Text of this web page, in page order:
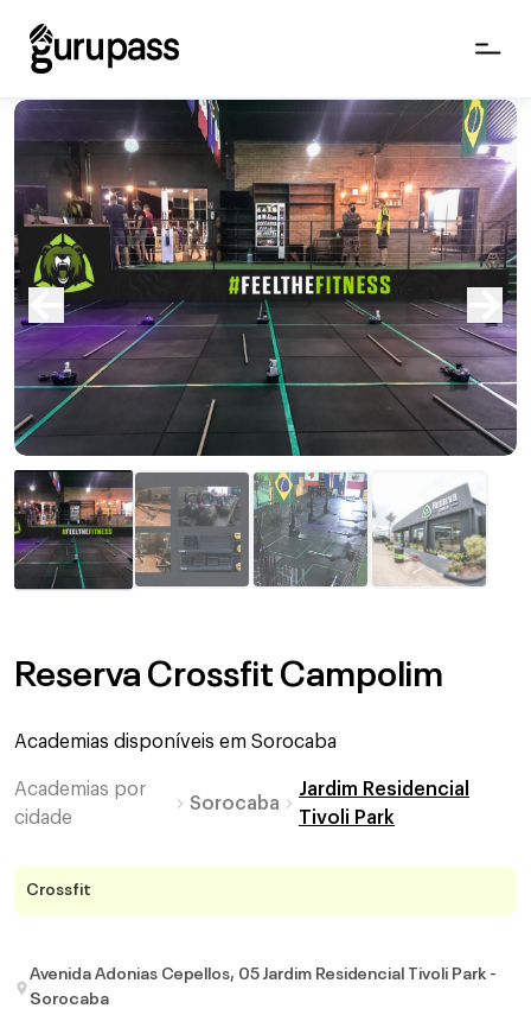
Reserva Crossfit Campolim
Academias disponíveis em Sorocaba
Academias por
cidade
Sorocaba
Jardim Residencial
Tivoli Park
Crossfit
Avenida Adonias Cepellos, 05 Jardim Residencial Tivoli Park -
Sorocaba